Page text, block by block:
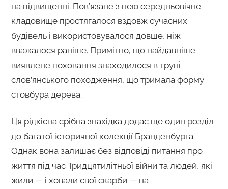
на підвищенні. Пов’язане з нею середньовічне
кладовище простягалося вздовж сучасних
будівель і використовувалося довше, ніж
вважалося раніше. Примітно, що найдавніше
виявлене поховання знаходилося в труні
слов’янського походження, що тримала форму
стовбура дерева.
Ця рідкісна срібна знахідка додає ще один розділ
до багатої історичної колекції Бранденбурга.
Однак вона залишає без відповіді питання про
життя під час Тридцятилітньої війни та людей, які
жили — і ховали свої скарби — на